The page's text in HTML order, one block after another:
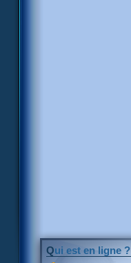
Qui est en ligne ?